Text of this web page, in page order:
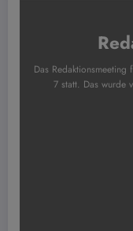
Das
7 statt. Das wurde